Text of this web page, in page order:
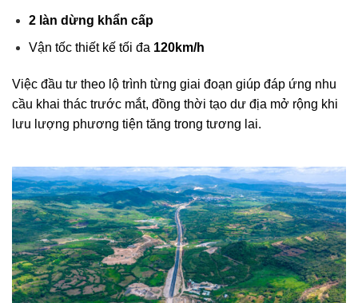
2 làn dừng khẩn cấp
Vận tốc thiết kế tối đa 120km/h
Việc đầu tư theo lộ trình từng giai đoạn giúp đáp ứng nhu
cầu khai thác trước mắt, đồng thời tạo dư địa mở rộng khi
lưu lượng phương tiện tăng trong tương lai.